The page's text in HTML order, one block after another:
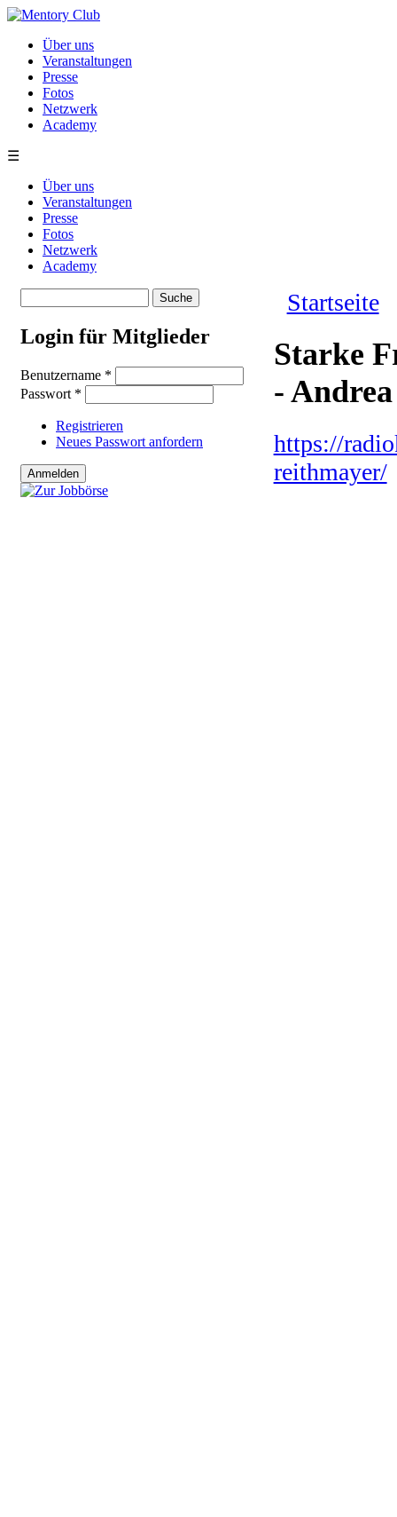
Direkt zum Inhalt
Über uns
Veranstaltungen
Presse
Fotos
Netzwerk
Academy
☰
Über uns
Veranstaltungen
Presse
Fotos
Netzwerk
Academy
Login für Mitglieder
Benutzername *
Passwort *
Registrieren
Neues Passwort anfordern
Sie sind
Startseite
Starke
-
https://
reithmayer/